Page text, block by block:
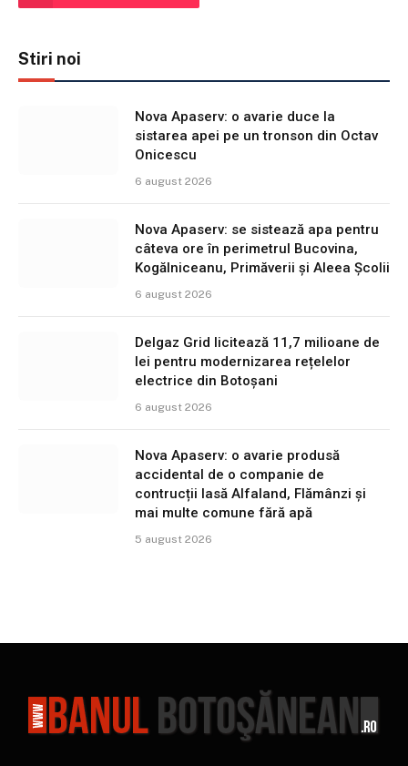
Stiri noi
Nova Apaserv: o avarie duce la
sistarea apei pe un tronson din Octav
Onicescu
6 august 2026
Nova Apaserv: se sistează apa pentru
câteva ore în perimetrul Bucovina,
Kogălniceanu, Primăverii și Aleea Școlii
6 august 2026
Delgaz Grid licitează 11,7 milioane de
lei pentru modernizarea rețelelor
electrice din Botoșani
6 august 2026
Nova Apaserv: o avarie produsă
accidental de o companie de
contrucții lasă Alfaland, Flămânzi și
mai multe comune fără apă
5 august 2026